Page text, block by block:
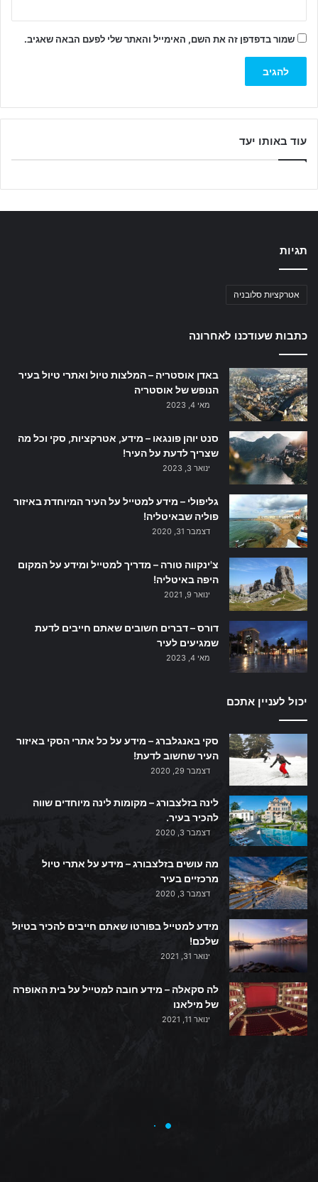
שמור בדפדפן זה את השם, האימייל והאתר שלי לפעם הבאה שאגיב.
עוד באותו יעד
תגיות
אטרקציות סלובניה
כתבות שעודכנו לאחרונה
באדן אוסטריה – המלצות טיול ואתרי טיול בעיר
הנופש של אוסטריה
מאי 4, 2023
סנט יוהן פונגאו – מידע, אטרקציות, סקי וכל מה
שצריך לדעת על העיר!
ינואר 3, 2023
גליפולי – מידע למטייל על העיר המיוחדת באיזור
פוליה שבאיטליה!
דצמבר 31, 2020
צ'ינקווה טורה – מדריך למטייל ומידע על המקום
היפה באיטליה!
ינואר 9, 2021
דורס – דברים חשובים שאתם חייבים לדעת
שמגיעים לעיר
מאי 4, 2023
יכול לעניין אתכם
סקי באנגלברג – מידע על כל אתרי הסקי באיזור
העיר שחשוב לדעת!
דצמבר 29, 2020
לינה בזלצבורג – מקומות לינה מיוחדים שווה
להכיר בעיר.
דצמבר 3, 2020
מה עושים בזלצבורג – מידע על אתרי טיול
מרכזיים בעיר
דצמבר 3, 2020
מידע למטייל בפורטו שאתם חייבים להכיר בטיול
שלכם!
ינואר 31, 2021
לה סקאלה – מידע חובה למטייל על בית האופרה
של מילאנו
ינואר 11, 2021